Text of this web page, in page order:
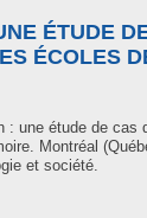
ÉTUDE
ÉCOLES
: une étude de cas
Montréal
et société.